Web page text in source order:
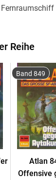
bekommt
im
keinen
die
Reihe
Band 849
Atlan
Offensive